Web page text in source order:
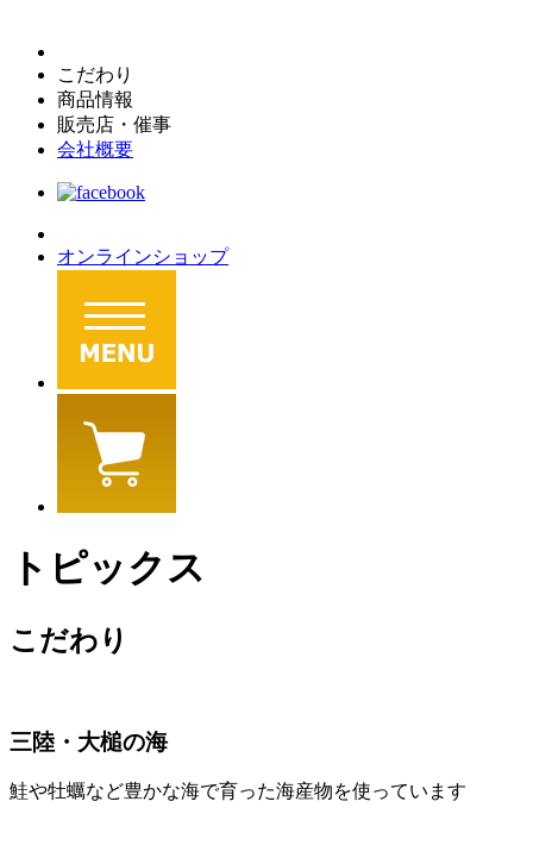
こだわり
商品情報
販売店・催事
会社概要
オンラインショップ
トピックス
こだわり
三陸・大槌の海
鮭や牡蠣など豊かな海で育った海産物を使っています